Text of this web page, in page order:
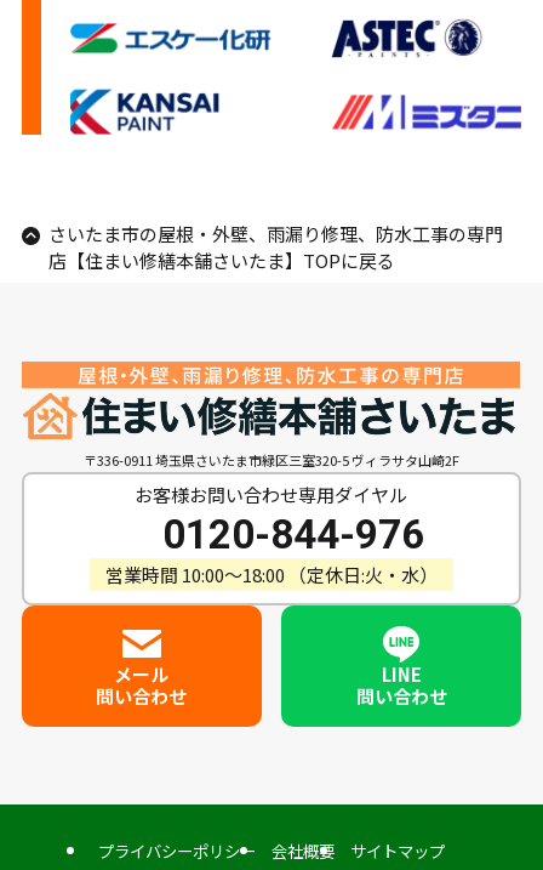
さいたま市の屋根・外壁、雨漏り修理、防水工事の専門
店【住まい修繕本舗さいたま】TOPに戻る
〒336-0911 埼玉県さいたま市緑区三室320-5 ヴィラサタ山崎2F
お客様お問い合わせ専用ダイヤル
0120-844-976
営業時間 10:00〜18:00 （定休日:火・水）
メール
問い合わせ
LINE
問い合わせ
プライバシーポリシー 会社概要 サイトマップ